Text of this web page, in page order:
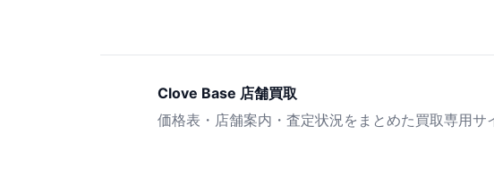
Clove Base 店舗買取
価格表・店舗案内・査定状況をまとめた買取専用サ